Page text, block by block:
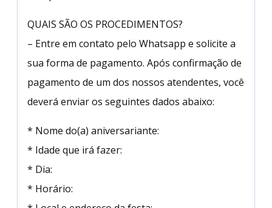
QUAIS SÃO OS PROCEDIMENTOS?
– Entre em contato pelo Whatsapp e solicite a
sua forma de pagamento. Após confirmação de
pagamento de um dos nossos atendentes, você
deverá enviar os seguintes dados abaixo:
* Nome do(a) aniversariante:
* Idade que irá fazer:
* Dia:
* Horário: